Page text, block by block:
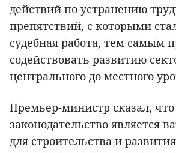
действий по устранению
препятствий, с которыми
судебная работа, тем самым
содействовать развитию
центрального до местного
Премьер-министр сказал, что
законодательство является
для строительства и